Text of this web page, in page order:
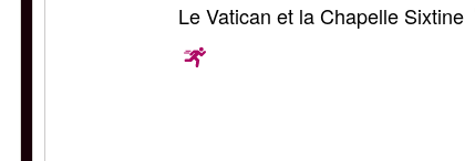
Le Vatican et la Chapelle Sixtine